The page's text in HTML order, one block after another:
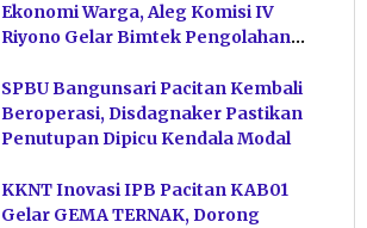
Ekonomi Warga, Aleg Komisi IV
Riyono Gelar Bimtek Pengolahan
SPBU Bangunsari Pacitan Kembali
Beroperasi, Disdagnaker Pastikan
Penutupan Dipicu Kendala Modal
KKNT Inovasi IPB Pacitan KAB01
Gelar GEMA TERNAK, Dorong